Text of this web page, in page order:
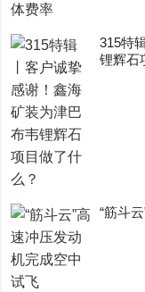
315特
锂辉石
“筋斗